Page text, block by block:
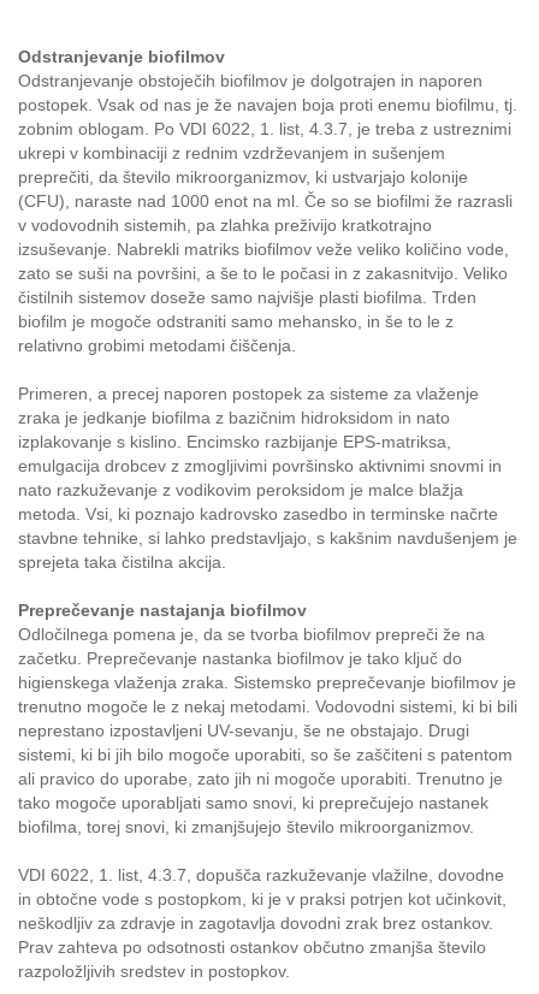
Odstranjevanje biofilmov
Odstranjevanje obstoječih biofilmov je dolgotrajen in naporen
postopek. Vsak od nas je že navajen boja proti enemu biofilmu, tj.
zobnim oblogam. Po VDI 6022, 1. list, 4.3.7, je treba z ustreznimi
ukrepi v kombinaciji z rednim vzdrževanjem in sušenjem
preprečiti, da število mikroorganizmov, ki ustvarjajo kolonije
(CFU), naraste nad 1000 enot na ml. Če so se biofilmi že razrasli
v vodovodnih sistemih, pa zlahka preživijo kratkotrajno
izsuševanje. Nabrekli matriks biofilmov veže veliko količino vode,
zato se suši na površini, a še to le počasi in z zakasnitvijo. Veliko
čistilnih sistemov doseže samo najvišje plasti biofilma. Trden
biofilm je mogoče odstraniti samo mehansko, in še to le z
relativno grobimi metodami čiščenja.
Primeren, a precej naporen postopek za sisteme za vlaženje
zraka je jedkanje biofilma z bazičnim hidroksidom in nato
izplakovanje s kislino. Encimsko razbijanje EPS-matriksa,
emulgacija drobcev z zmogljivimi površinsko aktivnimi snovmi in
nato razkuževanje z vodikovim peroksidom je malce blažja
metoda. Vsi, ki poznajo kadrovsko zasedbo in terminske načrte
stavbne tehnike, si lahko predstavljajo, s kakšnim navdušenjem je
sprejeta taka čistilna akcija.
Preprečevanje nastajanja biofilmov
Odločilnega pomena je, da se tvorba biofilmov prepreči že na
začetku. Preprečevanje nastanka biofilmov je tako ključ do
higienskega vlaženja zraka. Sistemsko preprečevanje biofilmov je
trenutno mogoče le z nekaj metodami. Vodovodni sistemi, ki bi bili
neprestano izpostavljeni UV-sevanju, še ne obstajajo. Drugi
sistemi, ki bi jih bilo mogoče uporabiti, so še zaščiteni s patentom
ali pravico do uporabe, zato jih ni mogoče uporabiti. Trenutno je
tako mogoče uporabljati samo snovi, ki preprečujejo nastanek
biofilma, torej snovi, ki zmanjšujejo število mikroorganizmov.
VDI 6022, 1. list, 4.3.7, dopušča razkuževanje vlažilne, dovodne
in obtočne vode s postopkom, ki je v praksi potrjen kot učinkovit,
neškodljiv za zdravje in zagotavlja dovodni zrak brez ostankov.
Prav zahteva po odsotnosti ostankov občutno zmanjša število
razpoložljivih sredstev in postopkov.